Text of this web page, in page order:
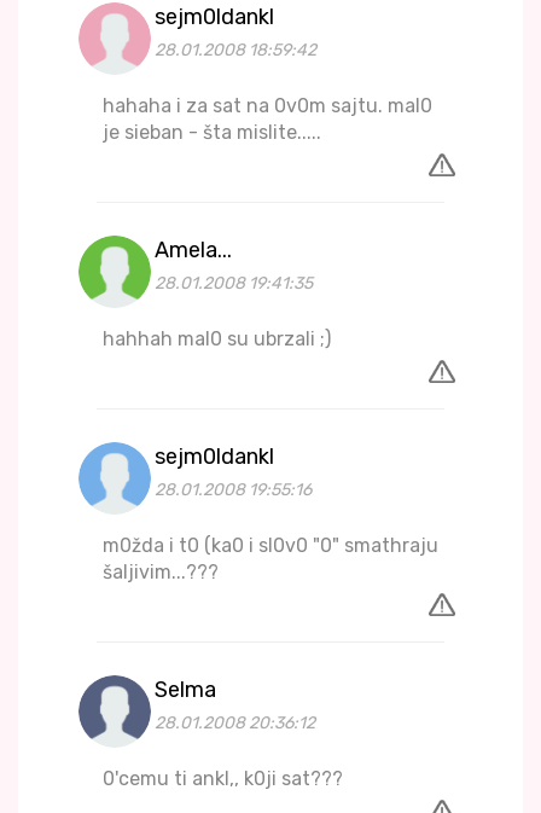
sejm0ldankl
28.01.2008 18:59:42
hahaha i za sat na 0v0m sajtu. mal0
je sieban - šta mislite.....
Amela...
28.01.2008 19:41:35
hahhah mal0 su ubrzali ;)
sejm0ldankl
28.01.2008 19:55:16
m0žda i t0 (ka0 i sl0v0 "0" smathraju
šaljivim...???
Selma
28.01.2008 20:36:12
0'cemu ti ankl,, k0ji sat???